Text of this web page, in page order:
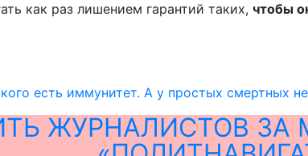
как раз лишением гарантий таких, чтобы
есть иммунитет. А у простых смертных
ЖУРНАЛИСТОВ ЗА